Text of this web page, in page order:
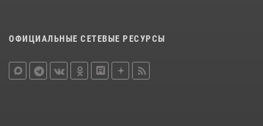
ОФИЦИАЛЬНЫЕ СЕТЕВЫЕ РЕСУРСЫ